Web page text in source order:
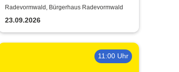
Land
Radevormwald, Bürgerhaus Radevormwald
23.09.2026
11:00 Uhr